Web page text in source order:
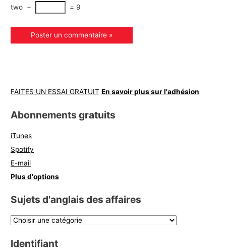
two + = 9
FAITES UN ESSAI GRATUIT En savoir plus sur l'adhésion
Abonnements gratuits
iTunes
Spotify
E-mail
Plus d'options
Sujets d'anglais des affaires
Identifiant